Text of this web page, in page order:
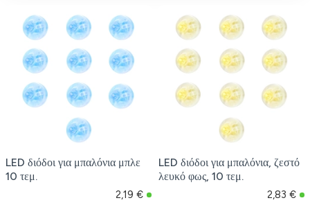
LED διόδοι για μπαλόνια μπλε
10 τεμ.
2,19 €
LED διόδοι για μπαλόνια, ζεστό
λευκό φως, 10 τεμ.
2,83 €